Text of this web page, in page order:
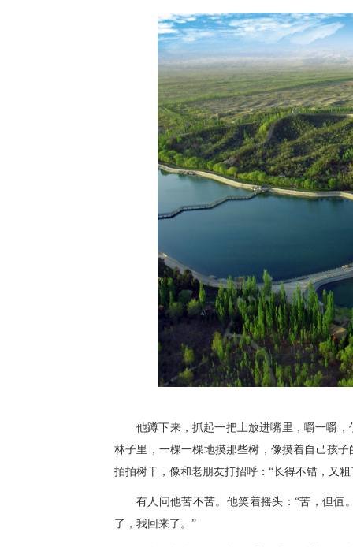
他蹲下来，抓起一把土放进嘴里，嚼一嚼
林子里，一棵一棵地摸那些树，像摸着自己孩
拍拍树干，像和老朋友打招呼：“长得不错，又粗
有人问他苦不苦。他笑着摇头：“苦，但值
了，我回来了。”